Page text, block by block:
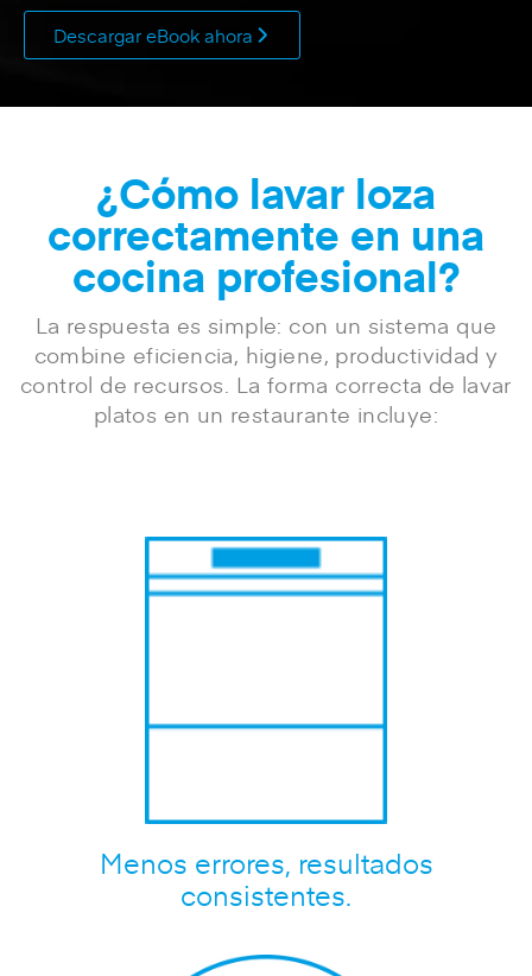
Descargar eBook ahora
¿Cómo lavar loza
correctamente en una
cocina profesional?
La respuesta es simple: con un sistema que
combine eficiencia, higiene, productividad y
control de recursos La forma correcta de lavar
platos en un restaurante incluye:
Menos errores, resultados
consistentes.